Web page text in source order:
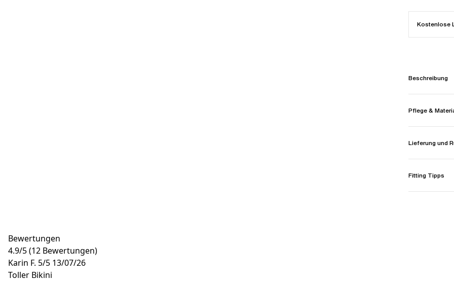
Kostenlose
Beschreibung
Pflege &
Lieferung und
Fitting Tipps
Bewertungen
4.9/5(12 Bewertungen)
Karin F. 5/5 13/07/26
Toller Bikini